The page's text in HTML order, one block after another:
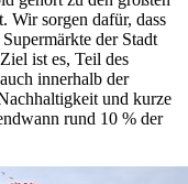
Wir sorgen dafür, dass
der Stadt
ist es, Teil des
innerhalb der
und kurze
rund 10 % der